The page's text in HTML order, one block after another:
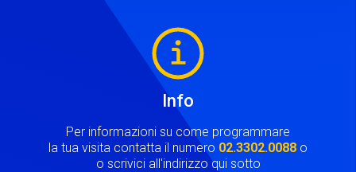
Info
Per informazioni su come programmare
la tua visita contatta il numero 02.3302.0088 o
o scrivici all'indirizzo qui sotto